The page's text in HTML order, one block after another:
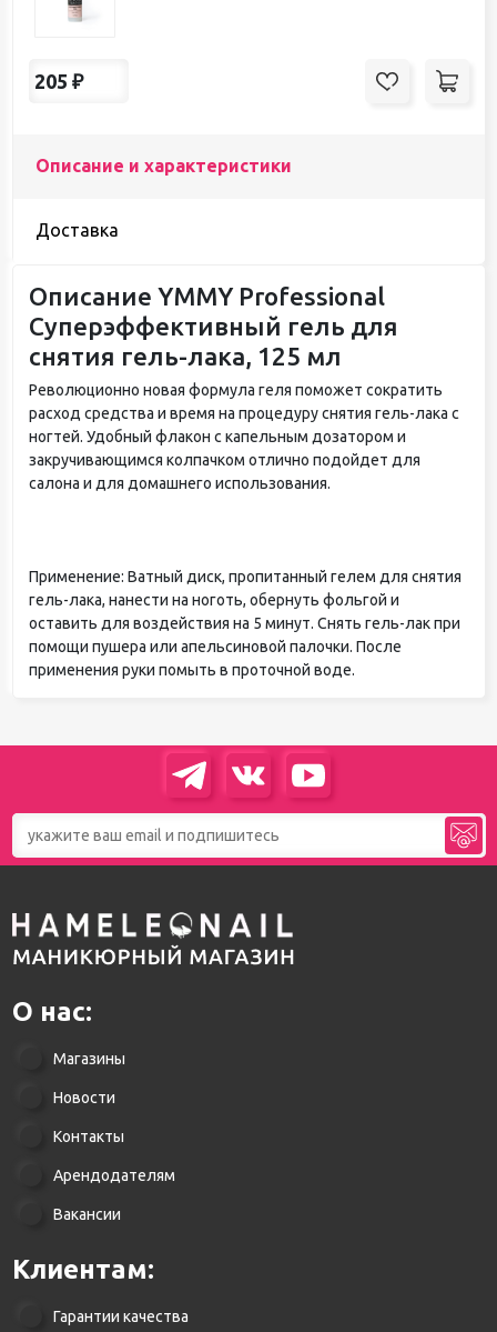
205 ₽
Описание и характеристики
Доставка
Описание YMMY Professional
Суперэффективный гель для
снятия гель-лака, 125 мл
Революционно новая формула геля поможет сократить
расход средства и время на процедуру снятия гель-лака с
ногтей. Удобный флакон с капельным дозатором и
закручивающимся колпачком отлично подойдет для
салона и для домашнего использования.
Применение: Ватный диск, пропитанный гелем для снятия
гель-лака, нанести на ноготь, обернуть фольгой и
оставить для воздействия на 5 минут. Снять гель-лак при
помощи пушера или апельсиновой палочки. После
применения руки помыть в проточной воде.
О нас:
Магазины
Новости
Контакты
Арендодателям
Вакансии
Клиентам:
Гарантии качества